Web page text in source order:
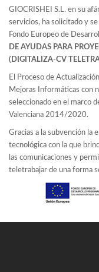
GIOCRISHEI S.L. en su
servicios, ha solicitado y
Fondo Europeo de
DE AYUDAS PARA
(DIGITALIZA-CV
El Proceso de
Mejoras Informáticas
seleccionado en el marco
Valenciana 2014/2020.
Gracias a la subvención la
tecnológica con la que
las comunicaciones y
teletrabajar de una forma